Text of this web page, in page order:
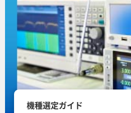
機種選定ガイド